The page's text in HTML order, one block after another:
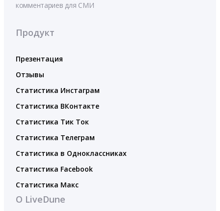
комментариев для СМИ
Продукт
Презентация
Отзывы
Статистика Инстаграм
Статистика ВКонтакте
Статистика Тик Ток
Статистика Телеграм
Статистика в Одноклассниках
Статистика Facebook
Статистика Макс
О LiveDune